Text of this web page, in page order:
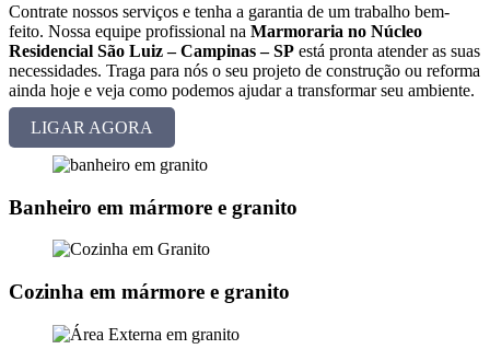
Contrate nossos serviços e tenha a garantia de um trabalho bem-
feito. Nossa equipe profissional na Marmoraria no Núcleo
Residencial São Luiz – Campinas – SP está pronta atender as suas
necessidades. Traga para nós o seu projeto de construção ou reforma
ainda hoje e veja como podemos ajudar a transformar seu ambiente.
LIGAR AGORA
Banheiro em mármore e granito
Cozinha em mármore e granito